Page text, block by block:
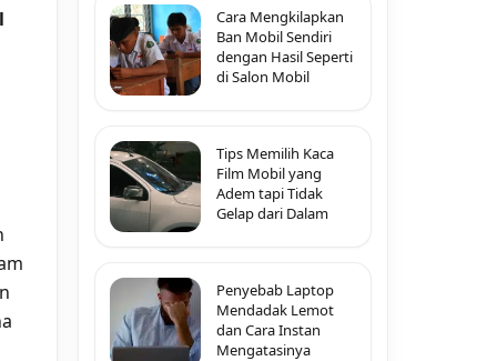
Cara Mengkilapkan
Ban Mobil Sendiri
dengan Hasil Seperti
di Salon Mobil
Tips Memilih Kaca
Film Mobil yang
Adem tapi Tidak
Gelap dari Dalam
Penyebab Laptop
Mendadak Lemot
dan Cara Instan
Mengatasinya